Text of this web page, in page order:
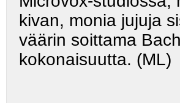
kivan, monia jujuja
väärin soittama
kokonaisuutta. (ML)